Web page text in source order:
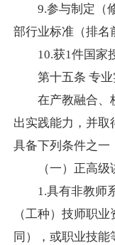
9.参与制定（
部行业标准（排名
10.获1件国家
第十五条 专
在产教融合、校
出实践能力，并取
具备下列条件之一
（一）正高级
1.具有非教师
（工种）技师职
同），或职业技